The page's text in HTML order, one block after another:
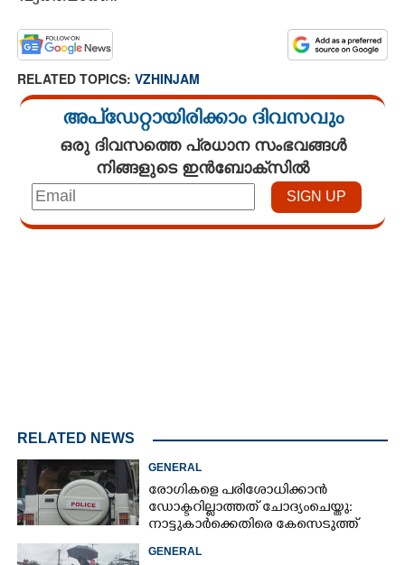
RELATED TOPICS: VZHINJAM
അപ്ഡേറ്റായിരിക്കാം ദിവസവും
ഒരു ദിവസത്തെ പ്രധാന സംഭവങ്ങൾ
നിങ്ങളുടെ ഇൻബോക്സിൽ
RELATED NEWS
GENERAL
രോഗികളെ പരിശോധിക്കാൻ
ഡോക്ടറില്ലാത്തത് ചോദ്യംചെയ്തു:
നാട്ടുകാർക്കെതിരെ കേസെടുത്ത്
GENERAL